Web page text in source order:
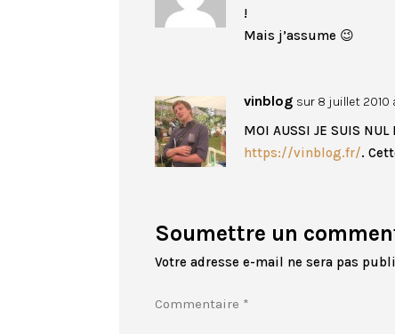
!
Mais j’assume 😉
vinblog sur 8 juillet 2010
MOI AUSSI JE SUIS
https://vinblog.fr/.
Soumettre un
Votre adresse e-mail ne sera pas